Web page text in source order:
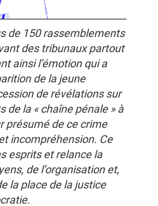
de 150 rassemblements
des tribunaux partout
ainsi l’émotion qui a
de la jeune
de révélations sur
de la « chaîne pénale » à
présumé de ce crime
incompréhension. Ce
esprits et relance la
de l’organisation et,
la place de la justice